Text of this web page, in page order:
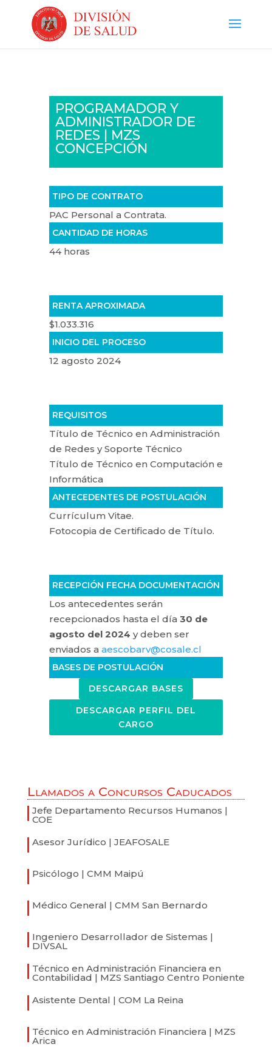
PROGRAMADOR Y
ADMINISTRADOR DE
REDES | MZS
CONCEPCIÓN
TIPO DE CONTRATO
PAC Personal a Contrata.
CANTIDAD DE HORAS
44 horas
RENTA APROXIMADA
$1.033.316
INICIO DEL PROCESO
12 agosto 2024
REQUISITOS
Título de Técnico en Administración
de Redes y Soporte Técnico
Título de Técnico en Computación e
Informática
ANTECEDENTES DE POSTULACIÓN
Currículum Vitae.
Fotocopia de Certificado de Título.
RECEPCIÓN FECHA DOCUMENTACIÓN
Los antecedentes serán
recepcionados hasta el día 30 de
agosto del 2024 y deben ser
enviados a aescobarv@cosale.cl
BASES DE POSTULACIÓN
DESCARGAR BASES
DESCARGAR PERFIL DEL
CARGO
Llamados a Concursos Caducados
Jefe Departamento Recursos Humanos |
COE
Asesor Jurídico | JEAFOSALE
Psicólogo | CMM Maipú
Médico General | CMM San Bernardo
Ingeniero Desarrollador de Sistemas |
DIVSAL
Técnico en Administración Financiera en
Contabilidad | MZS Santiago Centro Poniente
Asistente Dental | COM La Reina
Técnico en Administración Financiera | MZS
Arica